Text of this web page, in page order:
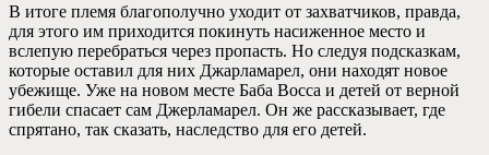
В итоге племя благополучно уходит от захватчиков, правда,
для этого им приходится покинуть насиженное место и
вслепую перебраться через пропасть. Но следуя подсказкам,
которые оставил для них Джарламарел, они находят новое
убежище. Уже на новом месте Баба Восса и детей от верной
гибели спасает сам Джерламарел. Он же рассказывает, где
спрятано, так сказать, наследство для его детей.